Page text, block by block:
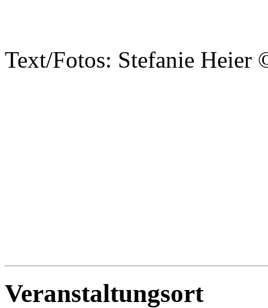
Text/Fotos: Stefanie Heier
Veranstaltungsort